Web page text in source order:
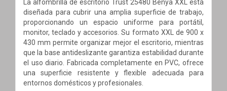
La alfombrilla de escritorio Trust 25480 Benya XXL está
diseñada para cubrir una amplia superficie de trabajo,
proporcionando un espacio uniforme para portátil,
monitor, teclado y accesorios. Su formato XXL de 900 x
430 mm permite organizar mejor el escritorio, mientras
que la base antideslizante garantiza estabilidad durante
el uso diario. Fabricada completamente en PVC, ofrece
una superficie resistente y flexible adecuada para
entornos domésticos y profesionales.